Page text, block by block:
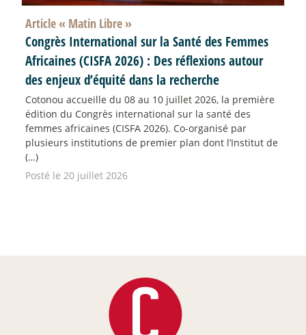
Article « Matin Libre »
Congrès International sur la Santé des Femmes
Africaines (CISFA 2026) : Des réflexions autour
des enjeux d’équité dans la recherche
Cotonou accueille du 08 au 10 juillet 2026, la première
édition du Congrès international sur la santé des
femmes africaines (CISFA 2026). Co-organisé par
plusieurs institutions de premier plan dont l’Institut de
(…)
Posté le 20 juillet 2026